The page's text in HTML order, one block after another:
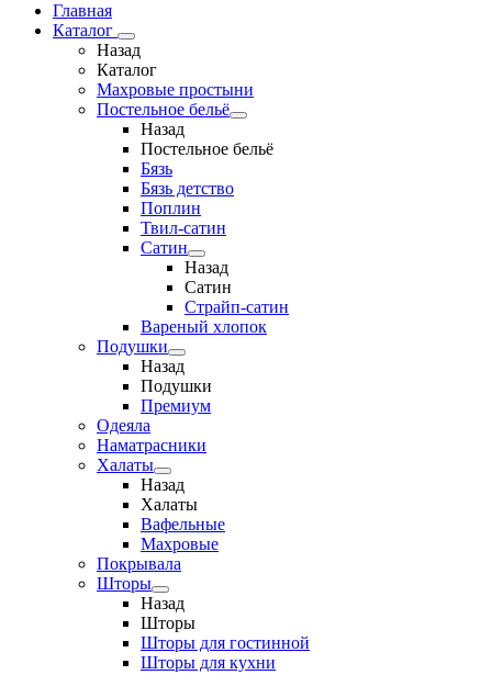
Главная
Каталог
Назад
Каталог
Махровые простыни
Постельное бельё
Назад
Постельное бельё
Бязь
Бязь детство
Поплин
Твил-сатин
Сатин
Назад
Сатин
Страйп-сатин
Вареный хлопок
Подушки
Назад
Подушки
Премиум
Одеяла
Наматрасники
Халаты
Назад
Халаты
Вафельные
Махровые
Покрывала
Шторы
Назад
Шторы
Шторы для гостинной
Шторы для кухни